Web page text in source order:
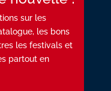
sur les
les bons
les festivals et
partout en